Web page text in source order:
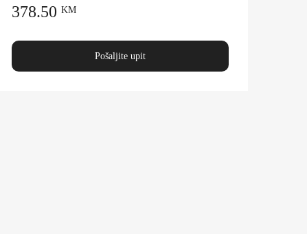
378.50 KM
Pošaljite upit